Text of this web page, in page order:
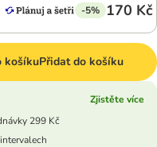
-5% 170 Kč
košíkuPřidat do košíku
Zjistěte více
299 Kč